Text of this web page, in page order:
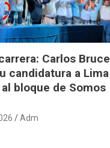
Carlos Bruce
candidatura a Lima
bloque de Somos
Adm